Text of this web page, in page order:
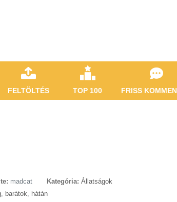
FELTÖLTÉS TOP 100 FRISS
madcat Kategória: Állatságok
, barátok, hátán